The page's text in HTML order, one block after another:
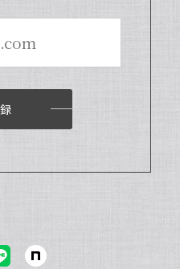
した世界中のお菓子
ご紹介しておりま
ございましたら、ぜ
くださいませ。また
ら、当店をよろしく
。
【本数多いほど1本価格がお得！】【ブルボン種Sグレード・バニラビーンズ・20本】
安くとても使いやすい